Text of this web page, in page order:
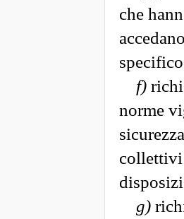
che
f)
norme
collettivi
g)